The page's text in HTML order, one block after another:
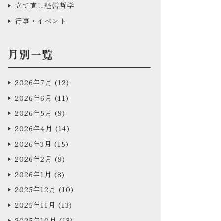
立て直し経営哲学
行事・イベント
月別一覧
2026年7月 (12)
2026年6月 (11)
2026年5月 (9)
2026年4月 (14)
2026年3月 (15)
2026年2月 (9)
2026年1月 (8)
2025年12月 (10)
2025年11月 (13)